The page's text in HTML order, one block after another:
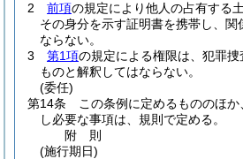
2
前項の規定により他人の占有する
その身分を示す証明書を携帯し、
ならない。
3
第1項の規定による権限は、犯罪
ものと解釈してはならない。
(委任)
第14条
この条例に定めるもののほ
し必要な事項は、規則で定める。
附 則
(施行期日)